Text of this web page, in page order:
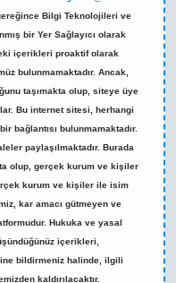
Bilgi Teknolojileri ve
bir Yer Sağlayıcı olarak
içerikleri proaktif olarak
bulunmamaktadır. Ancak,
taşımakta olup, siteye üye
Bu internet sitesi, herhangi
bağlantısı bulunmamaktadır.
paylaşılmaktadır. Burada
olup, gerçek kurum ve kişiler
kurum ve kişiler ile isim
kar amacı gütmeyen ve
Hukuka ve yasal
içerikleri,
bildirmeniz halinde, ilgili
kaldırılacaktır.